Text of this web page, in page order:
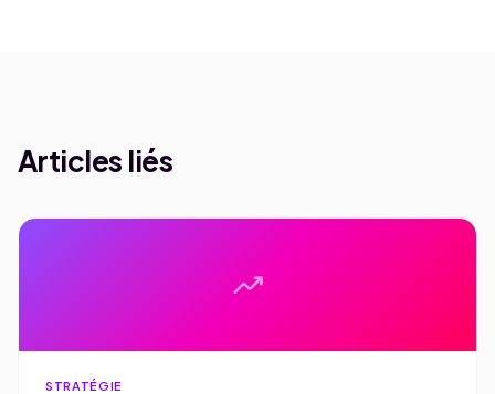
Articles liés
trending_up
STRATÉGIE